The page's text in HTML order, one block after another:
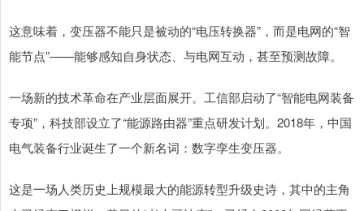
这意味着，变压器不能只是被动的“电压转换器”，而是电网的“智
能节点”——能够感知自身状态、与电网互动，甚至预测故障。
一场新的技术革命在产业层面展开。工信部启动了“智能电网装备
专项”，科技部设立了“能源路由器”重点研发计划。2018年，中国
电气装备行业诞生了一个新名词：数字孪生变压器。
这是一场人类历史上规模最大的能源转型升级史诗，其中的主角